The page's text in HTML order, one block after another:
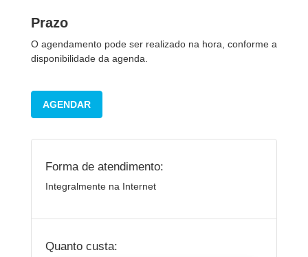
Prazo
O agendamento pode ser realizado na hora, conforme a
disponibilidade da agenda.
AGENDAR
Forma de atendimento:
Integralmente na Internet
Quanto custa: